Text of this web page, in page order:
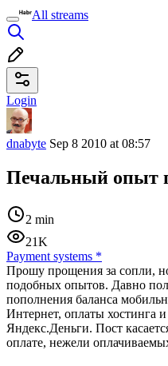
All streams
Login
dnabyte Sep 8 2010 at 08:57
Печальный опыт
2 min
21K
Payment systems *
Прошу прощения за сопли,
подобных опытов. Давно
пополнения баланса
Интернет, оплаты хостинга
Яндекс.Деньги. Пост
оплате, нежели